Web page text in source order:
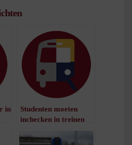
in
Studenten moeten
inchecken in treinen
minuut leestijd